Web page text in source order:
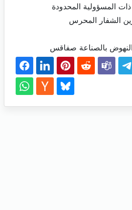
المسؤولية المحدودة
الشفار المحرس
بالصناعة صفاقس